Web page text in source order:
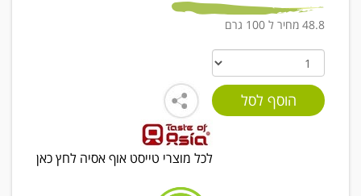
48.8 מחיר ל 100 גרם
לכל מוצרי טייסט אוף אסיה לחץ כאן